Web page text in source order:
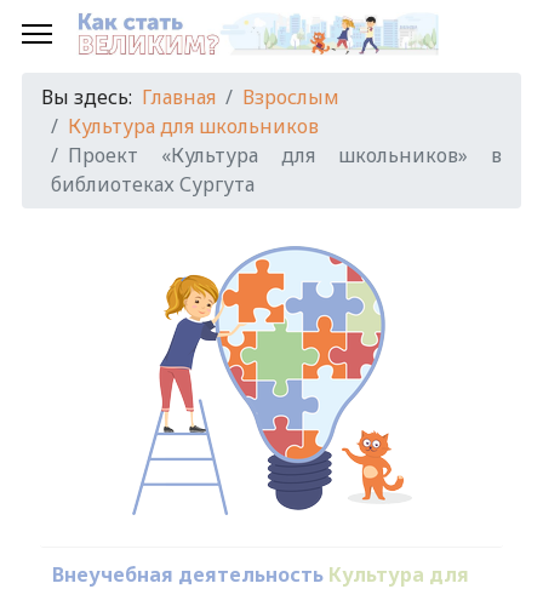
Вы здесь: Главная
Взрослым
Культура для школьников
Проект «Культура для школьников» в
библиотеках Сургута
Внеучебная деятельность Культура для